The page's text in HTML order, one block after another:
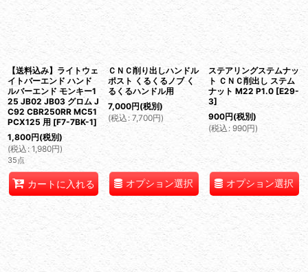
【送料込み】ライトウェ
イトバーエンド ハンド
ルバーエンド モンキー1
25 JB02 JB03 グロム J
C92 CBR250RR MC51
PCX125 用 [F7-7BK-1]
1,800円(税別)
(税込 : 1,980円)
35点
カートに入れる
ＣＮＣ削り出しハンドル
ポスト くるくるノブ く
るくるハンドル用
7,000円(税別)
(税込 : 7,700円)
オプション選択
ステアリングステムナッ
ト ＣＮＣ削出し ステム
ナット M22 P1.0 [E29-
3]
900円(税別)
(税込 : 990円)
オプション選択